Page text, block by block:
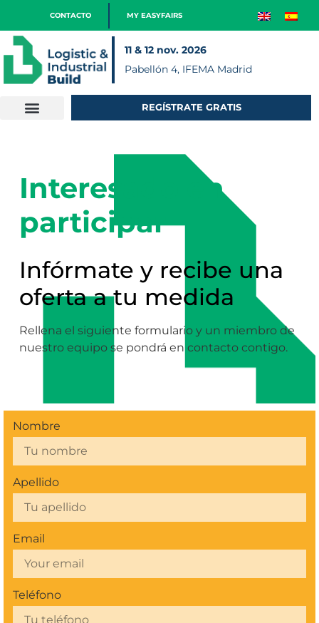
CONTACTO MY EASYFAIRS
11 & 12 nov. 2026
Pabellón 4, IFEMA Madrid
REGÍSTRATE GRATIS
Interesado en
participar
Infórmate y recibe una
oferta a tu medida
Rellena el siguiente formulario y un miembro de
nuestro equipo se pondrá en contacto contigo.
Nombre
Apellido
Email
Teléfono